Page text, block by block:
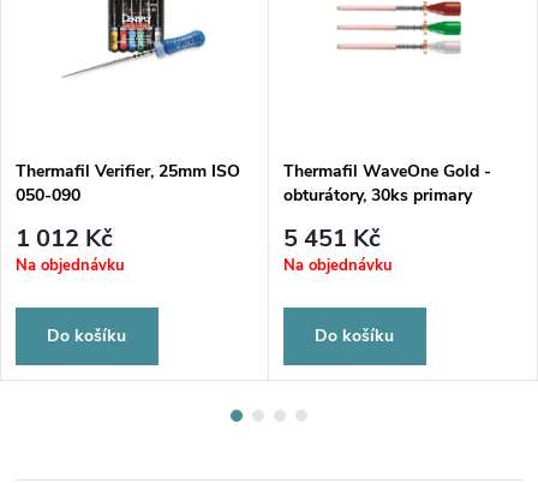
Thermafil Verifier, 25mm ISO
050-090
1 012 Kč
Na objednávku
Do košíku
Thermafil WaveOne Gold -
obturátory, 30ks primary
5 451 Kč
Na objednávku
Do košíku